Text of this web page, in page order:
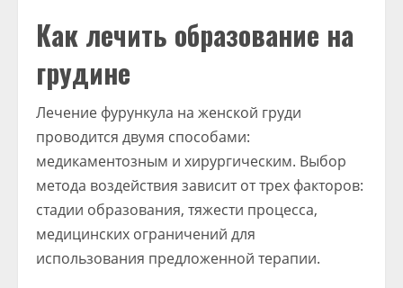
Как лечить образование на
грудине
Лечение фурункула на женской груди
проводится двумя способами:
медикаментозным и хирургическим. Выбор
метода воздействия зависит от трех факторов:
стадии образования, тяжести процесса,
медицинских ограничений для
использования предложенной терапии.